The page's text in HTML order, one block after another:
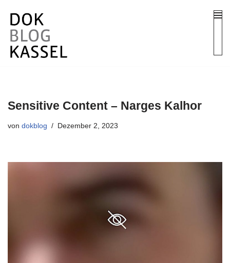
Zum
Inhalt
springen
Sensitive Content – Narges Kalhor
von dokblog Dezember 2, 2023